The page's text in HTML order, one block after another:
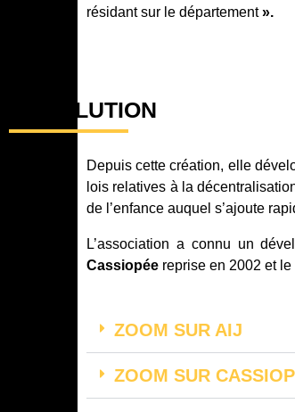
résidant sur le département».
L'ÉVOLUTION
Depuis cette création, elle
lois relatives à la
de l’enfance auquel s’ajoute
L’association a connu un
Cassiopée reprise en 2002 et le
ZOOM SUR AIJ
ZOOM SUR